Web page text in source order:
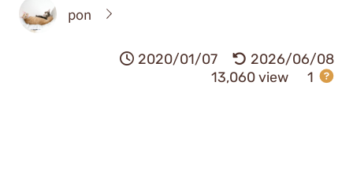
pon
2020/01/07
2026/06/08
13,060 view
1